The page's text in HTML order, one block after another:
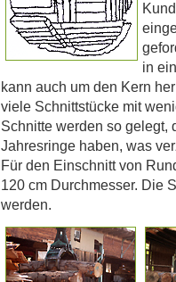
in
kann auch um den Kern
viele Schnittstücke mit
Schnitte werden so gelegt,
Jahresringe haben, was
Für den Einschnitt von
120 cm Durchmesser. Die
werden.